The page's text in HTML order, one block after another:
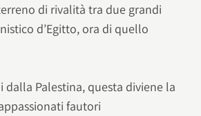
di rivalità tra due grandi
d’Egitto, ora di quello
dalla Palestina, questa diviene la
fautori